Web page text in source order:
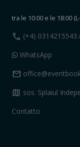
tra le 10:00 e le 18:00
call (+4) 0314215543
WhatsApp
mail
map sos. Splaiul
Contatto